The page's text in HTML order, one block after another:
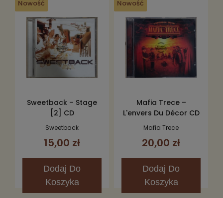
Nowość
Sweetback – Stage
[2] CD
Sweetback
15,00 zł
Dodaj Do
Koszyka
Nowość
Mafia Trece –
L'envers Du Décor CD
Mafia Trece
20,00 zł
Dodaj Do
Koszyka